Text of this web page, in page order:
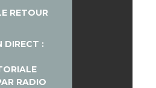
RETOUR
DIRECT :
RADIO